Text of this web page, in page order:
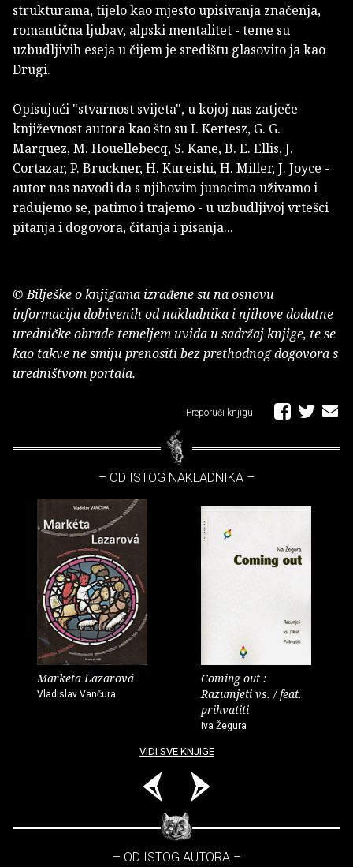
strukturama, tijelo kao mjesto upisivanja značenja,
romantična ljubav, alpski mentalitet - teme su
uzbudljivih eseja u čijem je središtu glasovito ja kao
Drugi.
Opisujući "stvarnost svijeta", u kojoj nas zatječe
književnost autora kao što su I. Kertesz, G. G.
Marquez, M. Houellebecq, S. Kane, B. E. Ellis, J.
Cortazar, P. Bruckner, H. Kureishi, H. Miller, J. Joyce -
autor nas navodi da s njihovim junacima uživamo i
radujemo se, patimo i trajemo - u uzbudljivoj vrtešci
pitanja i dogovora, čitanja i pisanja...
© Bilješke o knjigama izrađene su na osnovu
informacija dobivenih od nakladnika i njihove dodatne
uredničke obrade temeljem uvida u sadržaj knjige, te se
kao takve ne smiju prenositi bez prethodnog dogovora s
uredništvom portala.
Preporuči knjigu
– OD ISTOG NAKLADNIKA –
Marketa Lazarová
Vladislav Vančura
Coming out :
Razumjeti vs. / feat.
prihvatiti
Iva Žegura
VIDI SVE KNJIGE
– OD ISTOG AUTORA –